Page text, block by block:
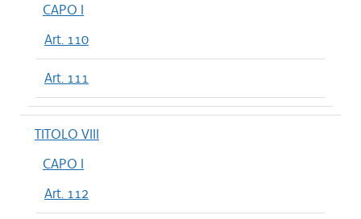
CAPO I
Art. 110
Art. 111
TITOLO VIII
CAPO I
Art. 112